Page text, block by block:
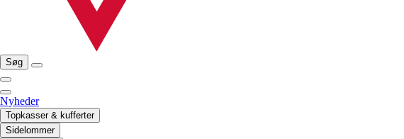
Søg
Nyheder
Topkasser & kufferter
Sidelommer